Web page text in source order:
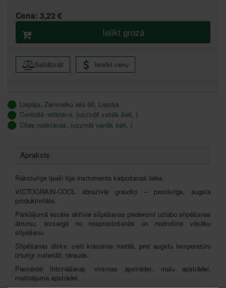
Cena: 3,22 €
Ielikt grozā
Salīdzināt Ieteikt cenu
Liepāja, Zemnieku iela 60, Liepāja
Centrālā noliktava, (uzzināt vairāk šeit, )
Citas noliktavas, (uzzināt vairāk šeit, )
Apraksts
Raksturīgs īpaši ilgs instrumenta kalpošanas laiks.
VICTOGRAIN-COOL abrazīvie graudiņi – pastāvīga, augsta
produktivitāte.
Pārklājumā esošie aktīvie slīpēšanas piederumi uzlabo slīpēšanas
ātrumu, aizsargā no nosprostošanās un nodrošina vēsāku
slīpēšanu.
Slīpēšanas disks: cieti krāsainie metāli, pret augstu temperatūru
izturīgi materiāli, tērauds.
Piemēroti līdzināšanai, virsmas apstrādei, malu apstrādei,
metinājuma apstrādei.